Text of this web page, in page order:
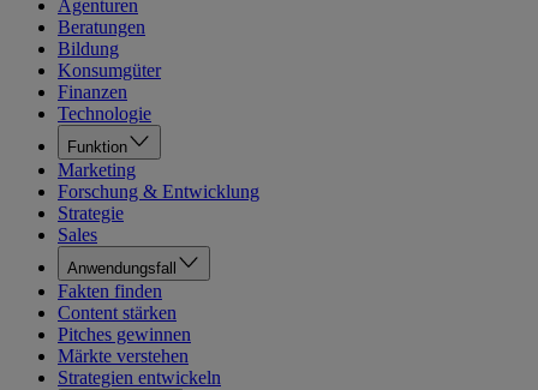
Agenturen
Beratungen
Bildung
Konsumgüter
Finanzen
Technologie
Funktion
Marketing
Forschung & Entwicklung
Strategie
Sales
Anwendungsfall
Fakten finden
Content stärken
Pitches gewinnen
Märkte verstehen
Strategien entwickeln